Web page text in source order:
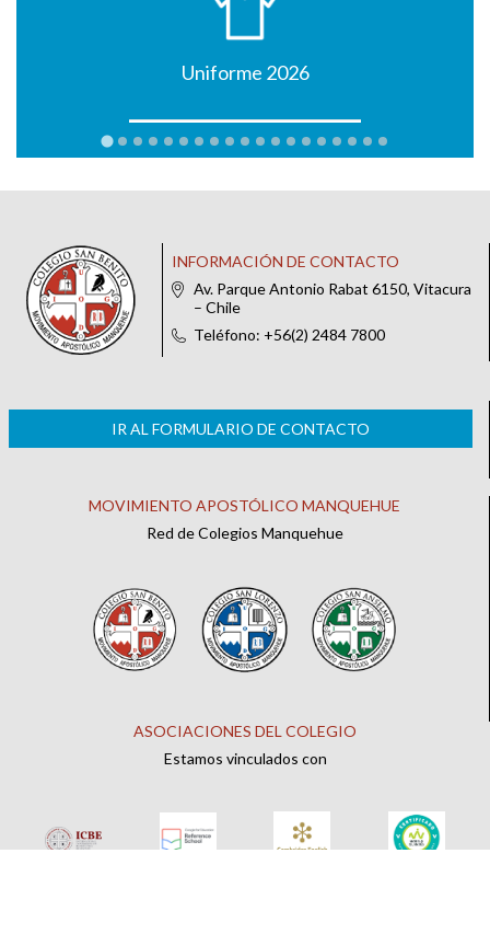
Uniforme 2026
INFORMACIÓN DE CONTACTO
Av. Parque Antonio Rabat 6150, Vitacura
– Chile
Teléfono: +56(2) 2484 7800
IR AL FORMULARIO DE CONTACTO
MOVIMIENTO APOSTÓLICO MANQUEHUE
Red de Colegios Manquehue
ASOCIACIONES DEL COLEGIO
Estamos vinculados con